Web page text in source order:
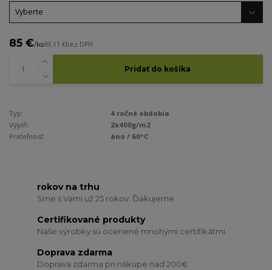
85 €/ks69,11 €bez DPH
Pridať do košíka
Typ:
4 ročné obdobia
Výplň:
2x400g/m2
Prateľnosť:
áno / 60°C
rokov na trhu
Sme s Vami už 25 rokov. Ďakujeme.
Certifikované produkty
Naše výrobky sú ocenené mnohými certifikátmi.
Doprava zdarma
Doprava zdarma pri nákupe nad 200€